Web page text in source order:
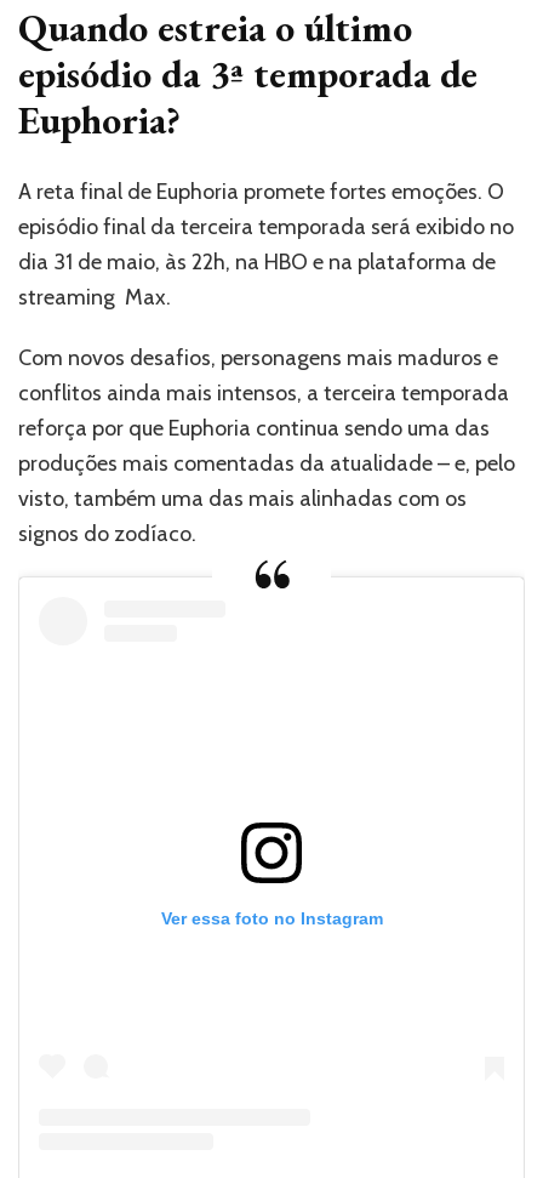
Quando estreia o último
episódio da 3ª temporada de
Euphoria?
A reta final de Euphoria promete fortes emoções. O
episódio final da terceira temporada será exibido no
dia 31 de maio, às 22h, na HBO e na plataforma de
streaming Max.
Com novos desafios, personagens mais maduros e
conflitos ainda mais intensos, a terceira temporada
reforça por que Euphoria continua sendo uma das
produções mais comentadas da atualidade – e, pelo
visto, também uma das mais alinhadas com os
signos do zodíaco.
Ver essa foto no Instagram